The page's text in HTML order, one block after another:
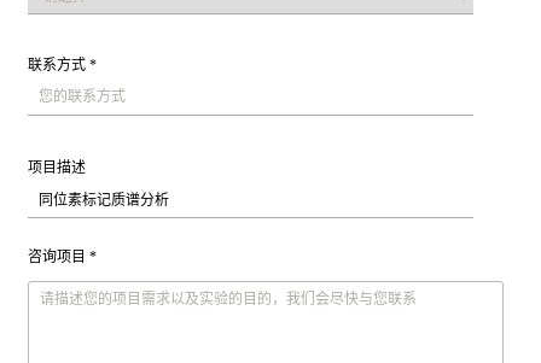
联系方式 *
项目描述
咨询项目 *